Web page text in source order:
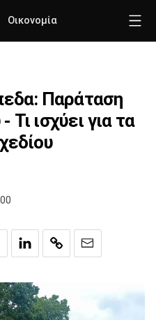
Οικονομία
Παράταση
Τι ισχύει για τα